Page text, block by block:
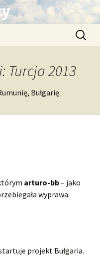
Szukaj:
Turcja 2013
Bułgarię.
arturo-bb– jako
wyprawa:
projekt Bułgaria.